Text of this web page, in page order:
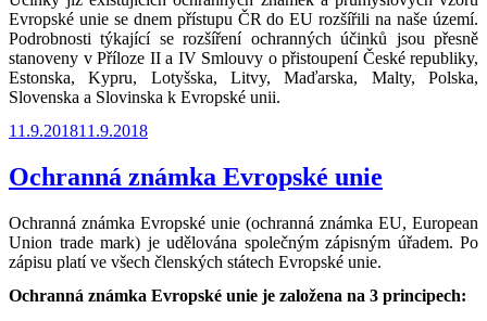
Evropské unie se dnem přístupu ČR do EU rozšířili na naše území.
Podrobnosti týkající se rozšíření ochranných účinků jsou přesně
stanoveny v Příloze II a IV Smlouvy o přistoupení České republiky,
Estonska, Kypru, Lotyšska, Litvy, Maďarska, Malty, Polska,
Slovenska a Slovinska k Evropské unii.
Publikováno
11.9.201811.9.2018
Ochranná známka Evropské unie
Ochranná známka Evropské unie (ochranná známka EU, European
Union trade mark) je udělována společným zápisným úřadem. Po
zápisu platí ve všech členských státech Evropské unie.
Ochranná známka Evropské unie je založena na 3 principech: